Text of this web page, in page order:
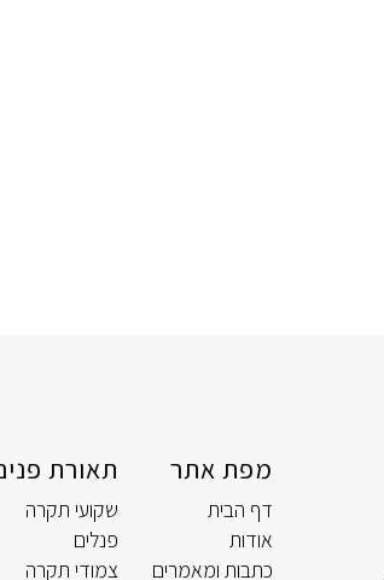
מפת אתר
דף הבית
אודות
כתבות ומאמרים
תאורת
שקועי תקרה
פנלים
צמודי תקרה